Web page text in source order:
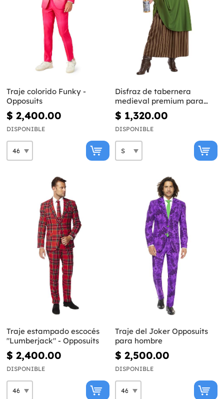
Traje colorido Funky -
Opposuits
$ 2,400.00
DISPONIBLE
Disfraz de tabernera
medieval premium para
mujer
$ 1,320.00
DISPONIBLE
Traje estampado escocés
"Lumberjack" - Opposuits
$ 2,400.00
DISPONIBLE
Traje del Joker Opposuits
para hombre
$ 2,500.00
DISPONIBLE